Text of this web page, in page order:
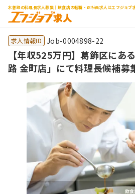
木曽路の料理長求人募集｜飲食店の転職・正社員求人はエフジョブ
【年収525万円】葛飾区にあ
路 金町店」にて料理長候補
求人情報ID Job-0004898-22